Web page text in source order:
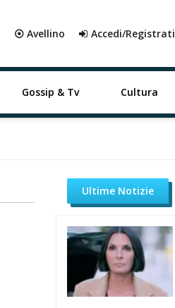
⦿ Avellino Accedi/Registrati
Gossip & Tv Cultura
Ultime Notizie